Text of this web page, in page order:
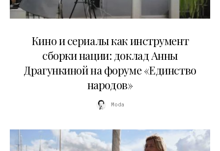
Кино и сериалы как инструмент
сборки нации: доклад Анны
Драгункиной на форуме «Единство
народов»
Moda